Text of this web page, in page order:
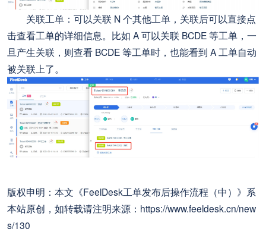
关联工单：可以关联 N 个其他工单，关联后可以直接点
击查看工单的详细信息。比如 A 可以关联 BCDE 等工单，一
旦产生关联，则查看 BCDE 等工单时，也能看到 A 工单自动
被关联上了。
版权申明：本文《FeelDesk工单发布后操作流程（中）》系
本站原创，如转载请注明来源：https://www.feeldesk.cn/new
s/130